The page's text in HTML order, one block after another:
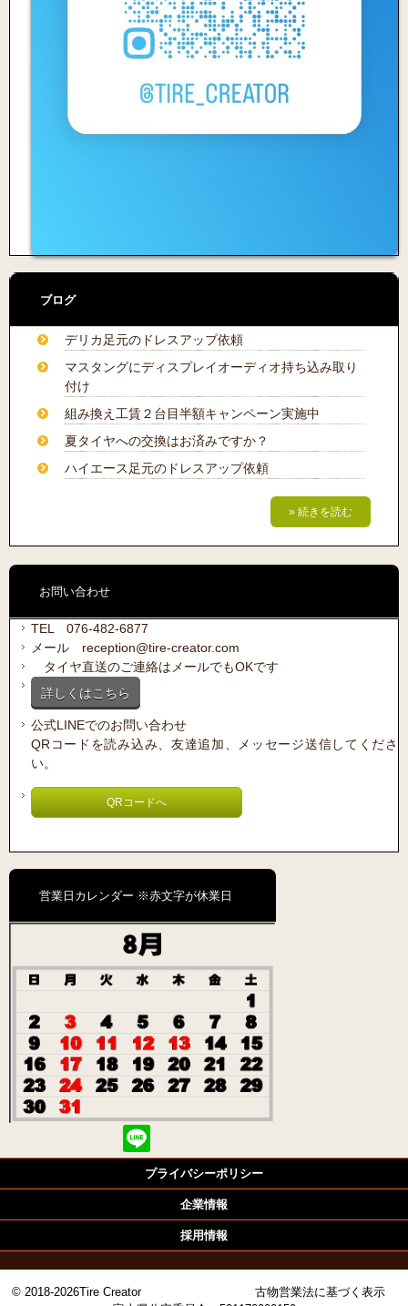
ブログ
デリカ足元のドレスアップ依頼
マスタングにディスプレイオーディオ持ち込み取り
付け
組み換え工賃２台目半額キャンペーン実施中
夏タイヤへの交換はお済みですか？
ハイエース足元のドレスアップ依頼
» 続きを読む
お問い合わせ
TEL 076-482-6877
メール reception@tire-creator.com
タイヤ直送のご連絡はメールでもOKです
詳しくはこちら
公式LINEでのお問い合わせ
QRコードを読み込み、友達追加、メッセージ送信してくださ
い。
QRコードへ
営業日カレンダー ※赤文字が休業日
プライバシーポリシー
企業情報
採用情報
© 2018-2026Tire Creator 古物営業法に基づく表示